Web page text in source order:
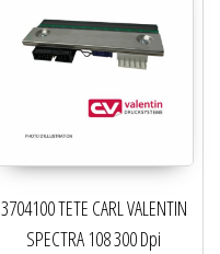
3704100 TETE CARL VALENTIN
SPECTRA 108 300 Dpi